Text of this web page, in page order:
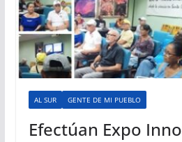
AL SUR GENTE DE MI PUEBLO
Efectúan Expo